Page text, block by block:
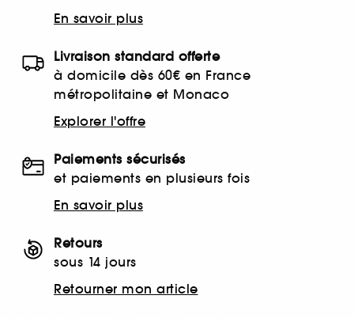
En savoir plus
Livraison standard offerte
à domicile dès 60€ en France
métropolitaine et Monaco
Explorer l'offre
Paiements sécurisés
et paiements en plusieurs fois
En savoir plus
Retours
sous 14 jours
Retourner mon article